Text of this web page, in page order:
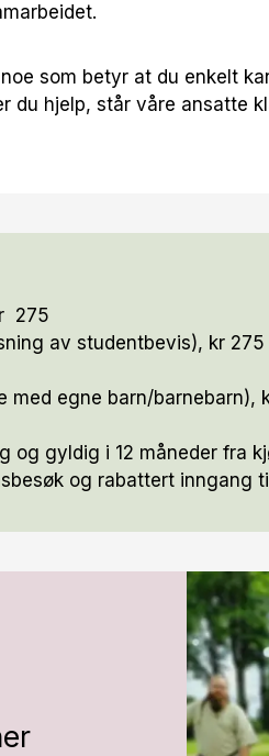
som betyr at du enkelt
du hjelp, står våre ansatte
275
av studentbevis), kr 275
med egne barn/barnebarn),
og gyldig i 12 måneder fra
og rabattert inngang